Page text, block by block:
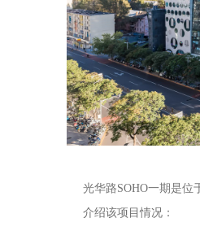
光华路SOHO一期是位
介绍该项目情况：